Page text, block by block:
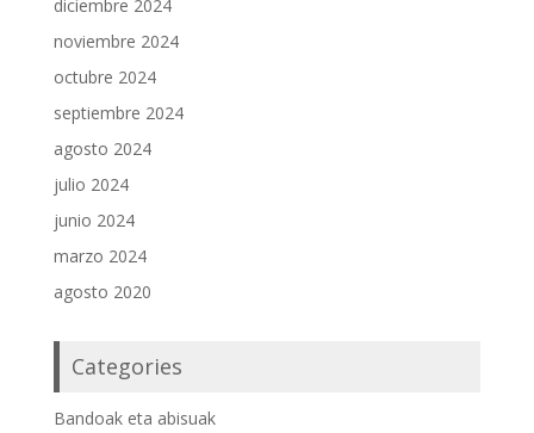
diciembre 2024
noviembre 2024
octubre 2024
septiembre 2024
agosto 2024
julio 2024
junio 2024
marzo 2024
agosto 2020
Categories
Bandoak eta abisuak